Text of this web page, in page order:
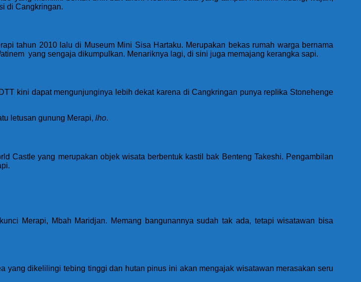
di Cangkringan.
tahun 2010 lalu di Museum Mini Sisa Hartaku. Merupakan bekas rumah warga bernama
yang sengaja dikumpulkan. Menariknya lagi, di sini juga memajang kerangka sapi.
kini dapat mengunjunginya lebih dekat karena di Cangkringan punya replika Stonehenge
letusan gunung Merapi, lho.
Castle yang merupakan objek wisata berbentuk kastil bak Benteng Takeshi. Pengambilan
Merapi, Mbah Maridjan. Memang bangunannya sudah tak ada, tetapi wisatawan bisa
dikelilingi tebing tinggi dan hutan pinus ini akan mengajak wisatawan merasakan seru